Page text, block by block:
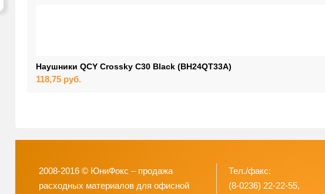
Наушники QCY Crossky C30 Black (BH24QT33A)
118,75 руб.
2008-2016 © ЮниФокс – продажа
расходных материалов для офисной
Тел./факс:
(8-0236) 22-22-55,